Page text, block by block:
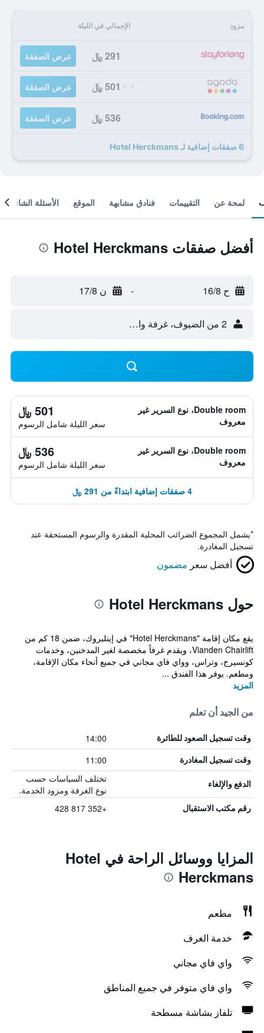
مزود الإجمالي في الليلة
291 ﷼ عرض الصفقة
501 ﷼ عرض الصفقة
536 ﷼ عرض الصفقة
6 صفقات إضافية لـ Hotel Herckmans
لمحة عن التقييمات فنادق مشابهة الموقع الأسئلة الشائعة
أفضل صفقات Hotel Herckmans
ح 16/8 - ن 17/8
2 من الضيوف، غرفة واحدة
Double room، نوع السرير غير
معروف
501 ﷼
سعر الليلة شامل الرسوم
Double room، نوع السرير غير
معروف
536 ﷼
سعر الليلة شامل الرسوم
4 صفقات إضافية ابتداءً من 291 ﷼
*يشمل المجموع الضرائب المحلية المقدرة والرسوم المستحقة عند
تسجيل المغادرة.
أفضل سعر مضمون
حول Hotel Herckmans
يقع مكان إقامة "Hotel Herckmans" في إيتلبروك، ضمن 18 كم من
Vianden Chairlift، ويقدم غرفاً مخصصة لغير المدخنين، وخدمات
كونسيرج، وتراس، وواي فاي مجاني في جميع أنحاء مكان الإقامة،
ومطعم. يوفر هذا الفندق ...
المزيد
من الجيد أن تعلم
وقت تسجيل الصعود للطائرة 14:00
وقت تسجيل المغادرة 11:00
الدفع والإلغاء
تختلف السياسات حسب
نوع الغرفة ومزود الخدمة.
رقم مكتب الاستقبال +352 817 428
المزايا ووسائل الراحة في Hotel
Herckmans
مطعم
خدمة الغرف
واي فاي مجاني
واي فاي متوفر في جميع المناطق
تلفاز بشاشة مسطحة